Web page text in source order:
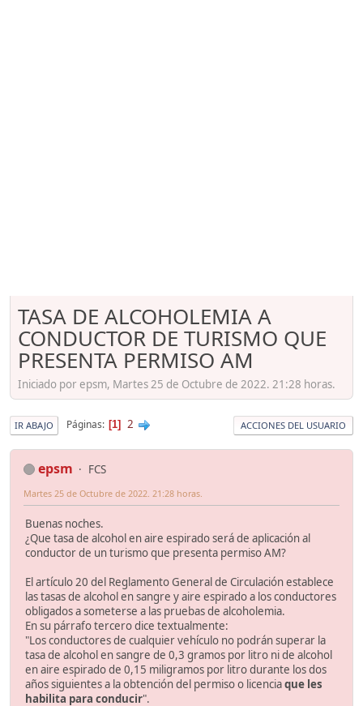
TASA DE ALCOHOLEMIA A
CONDUCTOR DE TURISMO QUE
PRESENTA PERMISO AM
Iniciado por epsm, Martes 25 de Octubre de 2022. 21:28 horas.
IR ABAJO Páginas 1 2 ACCIONES DEL USUARIO
epsm FCS
Martes 25 de Octubre de 2022. 21:28 horas.
Buenas noches.
¿Que tasa de alcohol en aire espirado será de aplicación al
conductor de un turismo que presenta permiso AM?
El artículo 20 del Reglamento General de Circulación establece
las tasas de alcohol en sangre y aire espirado a los conductores
obligados a someterse a las pruebas de alcoholemia.
En su párrafo tercero dice textualmente:
"Los conductores de cualquier vehículo no podrán superar la
tasa de alcohol en sangre de 0,3 gramos por litro ni de alcohol
en aire espirado de 0,15 miligramos por litro durante los dos
años siguientes a la obtención del permiso o licenciaque les
habilita para conducir".